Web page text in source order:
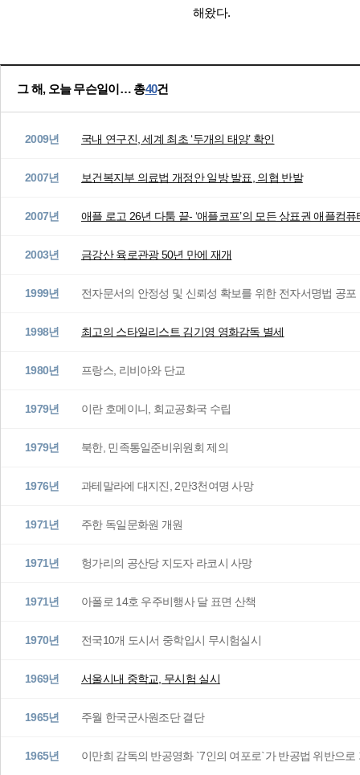
해왔다.
그 해, 오늘 무슨일이… 총40건
2009년 국내 연구진, 세계 최초 ‘두개의 태양’ 확인
2007년 보건복지부 의료법 개정안 일방 발표, 의협 반발
2007년 애플 로고 26년 다툼 끝- ‘애플코프’의 모든 상표권 애플컴
2003년 금강산 육로관광 50년 만에 재개
1999년 전자문서의 안정성 및 신뢰성 확보를 위한 전자서명법 공포
1998년 최고의 스타일리스트 김기영 영화감독 별세
1980년 프랑스, 리비아와 단교
1979년 이란 호메이니, 회교공화국 수립
1979년 북한, 민족통일준비위원회 제의
1976년 과테말라에 대지진, 2만3천여명 사망
1971년 주한 독일문화원 개원
1971년 헝가리의 공산당 지도자 라코시 사망
1971년 아폴로 14호 우주비행사 달 표면 산책
1970년 전국10개 도시서 중학입시 무시험실시
1969년 서울시내 중학교, 무시험 실시
1965년 주월 한국군사원조단 결단
1965년 이만희 감독의 반공영화 `7인의 여포로`가 반공법 위반으로